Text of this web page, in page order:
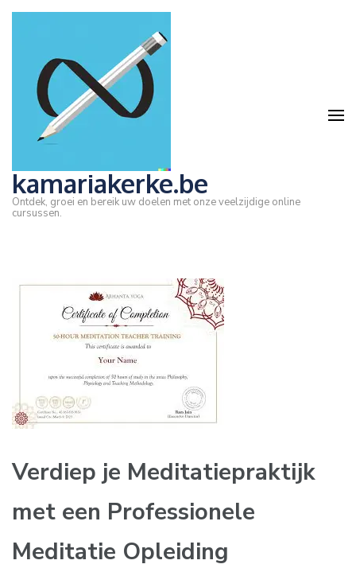
Ga
Enter)
kamariakerke.be
Ontdek, groei en bereik uw doelen met onze veelzijdige online
cursussen.
Verdiep je Meditatiepraktijk
met een Professionele
Meditatie Opleiding